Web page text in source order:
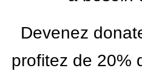
Devenez
profitez de 20%